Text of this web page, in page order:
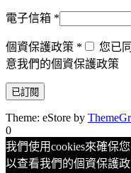
電子信箱 *
個資保護政策 *
您已
意我們的個資保護政策
Theme: eStore by
0
我們使用cookies來確保
以查看我們的個資保護